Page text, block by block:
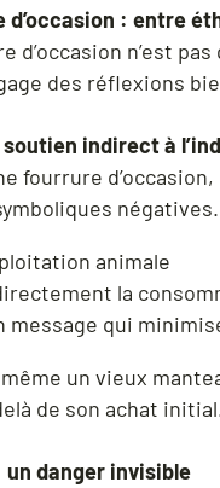
d’occasion : entre
d’occasion n’est
des réflexions
indirect à
fourrure
animale
la
message qui
même un vieux
de son achat
danger invisible